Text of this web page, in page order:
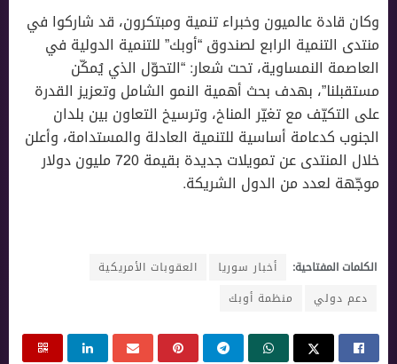
وكان قادة عالميون وخبراء تنمية ومبتكرون، قد شاركوا في
منتدى التنمية الرابع لصندوق “أوبك” للتنمية الدولية في
العاصمة النمساوية، تحت شعار: “التحوّل الذي يُمكّن
مستقبلنا”، بهدف بحث أهمية النمو الشامل وتعزيز القدرة
على التكيّف مع تغيّر المناخ، وترسيخ التعاون بين بلدان
الجنوب كدعامة أساسية للتنمية العادلة والمستدامة، وأعلن
خلال المنتدى عن تمويلات جديدة بقيمة 720 مليون دولار
موجّهة لعدد من الدول الشريكة.
الكلمات المفتاحية: أخبار سوريا
العقوبات الأمريكية
دعم دولي
منظمة أوبك